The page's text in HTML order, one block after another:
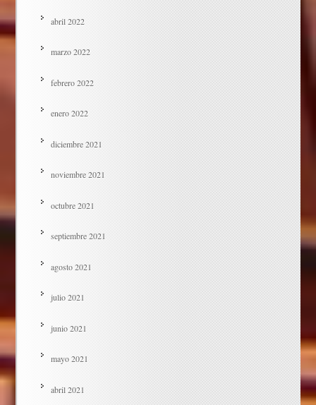
abril 2022
marzo 2022
febrero 2022
enero 2022
diciembre 2021
noviembre 2021
octubre 2021
septiembre 2021
agosto 2021
julio 2021
junio 2021
mayo 2021
abril 2021